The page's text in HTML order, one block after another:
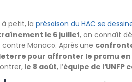
à petit, la présaison du HAC se
le 6 juillet, on connaît
Monaco. Après une
pour affronter le promu en
le 8 août, l’équipe de